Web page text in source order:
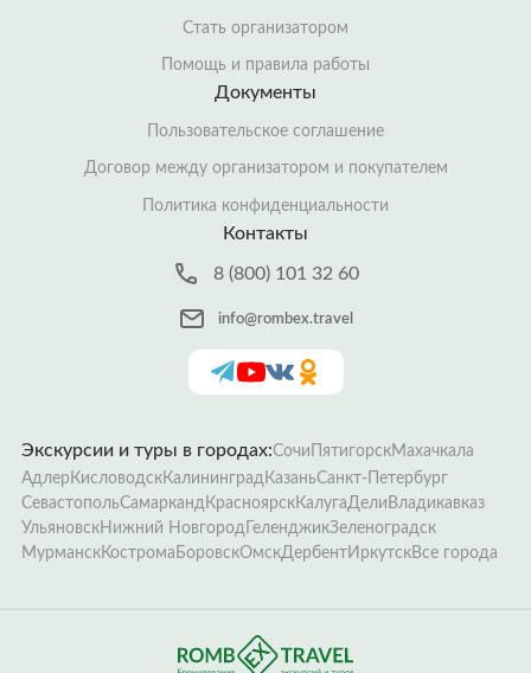
Стать организатором
Помощь и правила работы
Документы
Пользовательское соглашение
Договор между организатором и покупателем
Политика конфиденциальности
Контакты
8 (800) 101 32 60
info@rombex.travel
Экскурсии и туры в городах:Сочи ПятигорскМахачкала
Адлер КисловодскКалининградКазаньСанкт-Петербург
СевастопольСамаркандКрасноярскКалугаДели Владикавказ
УльяновскНижний НовгородГеленджикЗеленоградск
МурманскКострома БоровскОмскДербентИркутскВсе города